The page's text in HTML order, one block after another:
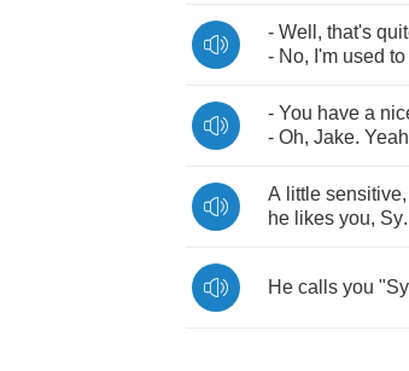
- Well , that's
- No, I'm used to
- You have a
- Oh, Jake. Yeah
A little sensitive,
he likes you, Sy.
He calls you "Sy